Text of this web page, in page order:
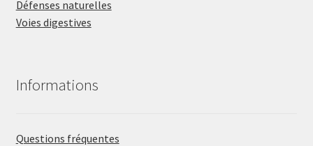
Défenses naturelles
Voies digestives
Informations
Questions fréquentes